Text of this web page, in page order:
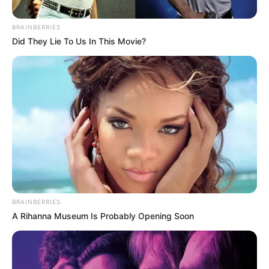
Alcaldía de Medellín
Hinchas del Deportivo Independiente Medellín
Por:Paola Agredo Tapias
Junio 25, 2025
BRAINBERRIES
Did They Lie To Us In This Movie?
BRAINBERRIES
A Rihanna Museum Is Probably Opening Soon